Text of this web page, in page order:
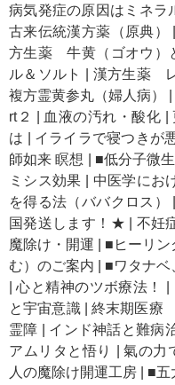
病気発症の原因はミネラ
古来伝統漢方薬（原典）
方生薬 牛黄（ゴオウ）
ル＆ソルト
漢方生薬
複方霊黄参丸（婦人病）
rt２
血液の汚れ・酸化 |
は
イライラで寝つきが
師如来 瞑想
■低分子微
ミシス効果
中医学にお
を得る法（ババクロス）
国発送します！★
不妊
魔除け・開運
■ヒーリン
む）のご案内
■ワタナベ
|心と精神のツボ療法！
と宇宙意識|終末期医療
霊障
インド神話と難病
アムリタと悟り
|氣の力
人の魔除け開運工房
■五